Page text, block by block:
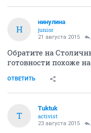
Н
нинулина
junior
21 августа 2015
Обратите на
готовности похоже
ОТВЕТИТЬ
T
Tuktuk
activist
23 августа 2015